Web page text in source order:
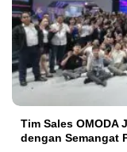
Tim Sales OMODA
dengan Semangat